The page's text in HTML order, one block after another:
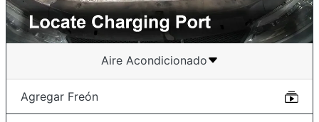
Aire Acondicionado
Agregar Freón